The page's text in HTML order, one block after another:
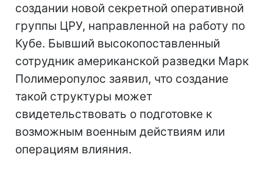
создании новой секретной оперативной
группы ЦРУ, направленной на работу по
Кубе. Бывший высокопоставленный
сотрудник американской разведки Марк
Полимеропулос заявил, что создание
такой структуры может
свидетельствовать о подготовке к
возможным военным действиям или
операциям влияния.